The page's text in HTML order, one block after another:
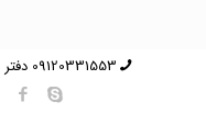
09120331553 دفتر تهران